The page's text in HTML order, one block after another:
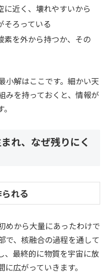
近く、壊れやすいから
そろっている
素を外から持つか、その
小解はここです。細かい天
みを持っておくと、情報が
れ、なぜ残りにく
れる
めから大量にあったわけで
で、核融合の過程を通して
、最終的に物質を宇宙に放
広がっていきます。